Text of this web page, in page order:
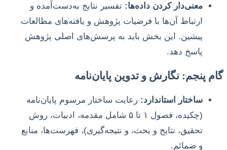
معنی‌دار کردن داده‌ها: تفسیر نتایج به‌دست‌آمده و
ارتباط آن‌ها با فرضیات پژوهش و یافته‌های مطالعات
پیشین. این بخش باید به پرسش‌های اصلی پژوهش
پاسخ دهد.
گام پنجم: نگارش و تدوین پایان‌نامه
ساختار استاندارد: رعایت ساختار مرسوم پایان‌نامه
(چکیده، فصول ۱ تا ۵ شامل مقدمه، ادبیات، روش
تحقیق، نتایج و بحث، و نتیجه‌گیری)، فهرست‌ها، منابع
و ضمائم.